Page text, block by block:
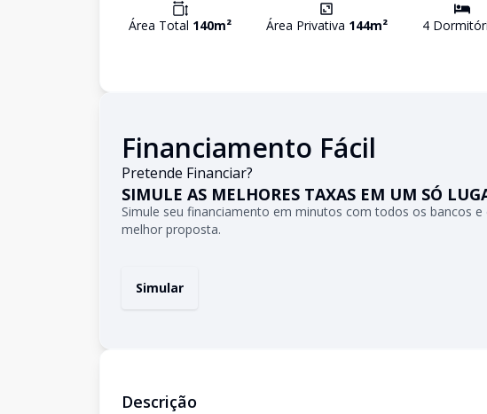
Área Total 140m² Área Privativa 144m² 4
Financiamento Fácil
Pretende Financiar?
SIMULE AS MELHORES TAXAS EM UM SÓ
Simule seu financiamento em minutos com todos os bancos e
melhor proposta.
Simular
Descrição